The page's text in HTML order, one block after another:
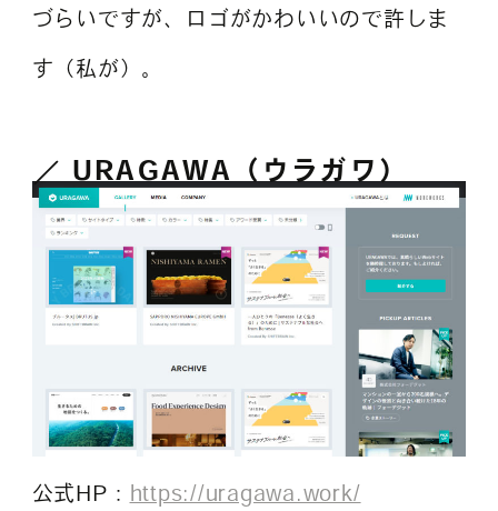
づらいですが、ロゴがかわいいので許しま
す（私が）。
URAGAWA（ウラガワ）
公式HP： https://uragawa.work/